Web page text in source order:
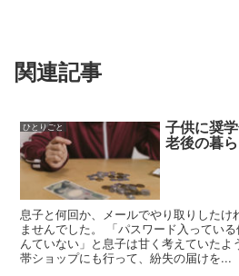
関連記事
ひとりごと 子供に奨
老後の暮
息子と何回か、メールでやり取りしたけ
ませんでした。 「パスワード入ってい
んていない」と息子は甘く考えていた
帯ショップにも行って、紛失の届けを...